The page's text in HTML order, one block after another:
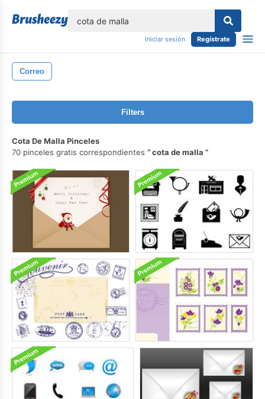
Iniciar sesión Regístrate
Correo
Filters
Cota De Malla Pinceles
70 pinceles gratis correspondientes
cota de malla